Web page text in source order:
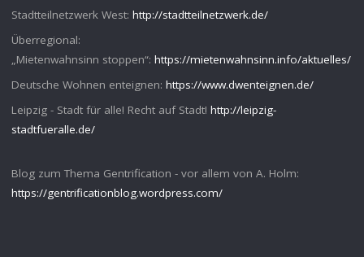
Stadtteilnetzwerk West: http://stadtteilnetzwerk.de/
Überregional:
„Mietenwahnsinn stoppen“: https://mietenwahnsinn.info/aktuelles/
Deutsche Wohnen enteignen: https://www.dwenteignen.de/
Leipzig - Stadt für alle! Recht auf Stadt! http://leipzig-
stadtfueralle.de/
Blog zum Thema Gentrification - vor allem von A. Holm:
https://gentrificationblog.wordpress.com/